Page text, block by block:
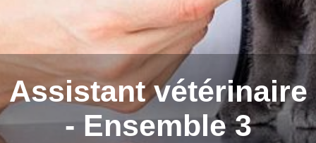
Assistant vétérinaire
- Ensemble 3